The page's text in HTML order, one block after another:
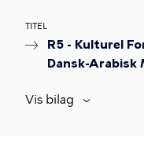
TITEL
R5 - Kulturel
Dansk-Arabisk
Vis bilag